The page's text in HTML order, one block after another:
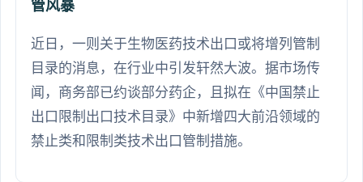
管风暴
近日，一则关于生物医药技术出口或将增列管制
目录的消息，在行业中引发轩然大波。据市场传
闻，商务部已约谈部分药企，且拟在《中国禁止
出口限制出口技术目录》中新增四大前沿领域的
禁止类和限制类技术出口管制措施。